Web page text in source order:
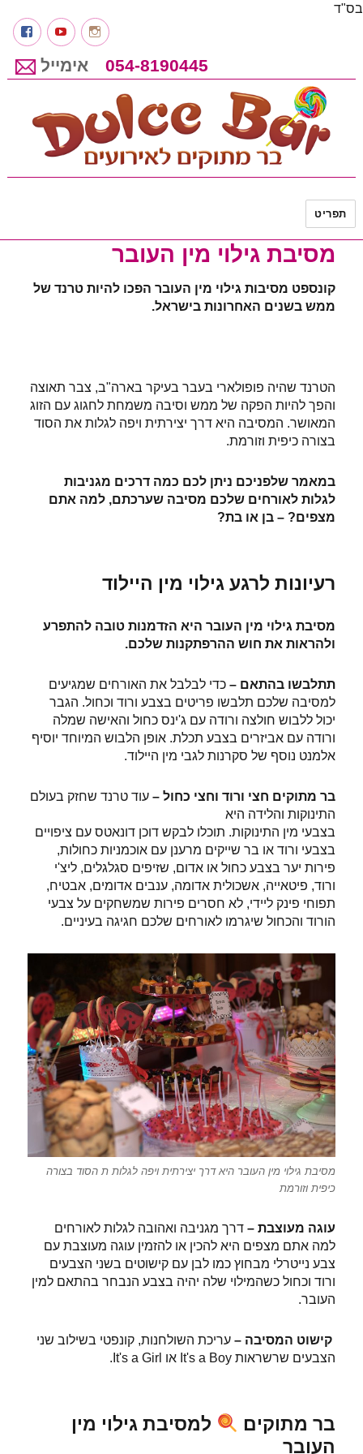
בס"ד
Instagram
youtube
אימייל 054-8190445
דולס'ה בר מתוקים לאירועים
תפריט
מסיבת גילוי מין העובר
קונספט מסיבות גילוי מין העובר הפכו להיות טרנד של
ממש בשנים האחרונות בישראל.
הטרנד שהיה פופולארי בעבר בעיקר בארה"ב, צבר תאוצה
והפך להיות הפקה של ממש וסיבה משמחת לחגוג עם הזוג
המאושר. המסיבה היא דרך יצירתית ויפה לגלות את הסוד
בצורה כיפית וזורמת.
במאמר שלפניכם ניתן לכם כמה דרכים מגניבות
לגלות לאורחים שלכם מסיבה שערכתם, למה אתם
מצפים? – בן או בת?
רעיונות לרגע גילוי מין היילוד
מסיבת גילוי מין העובר היא הזדמנות טובה להתפרע
ולהראות את חוש ההרפתקנות שלכם.
תתלבשו בהתאם – כדי לבלבל את האורחים שמגיעים
למסיבה שלכם תלבשו פריטים בצבע ורוד וכחול. הגבר
יכול ללבוש חולצה ורודה עם ג'ינס כחול והאישה שמלה
ורודה עם אביזרים בצבע תכלת. אופן הלבוש המיוחד יוסיף
אלמנט נוסף של סקרנות לגבי מין היילוד.
בר מתוקים חצי ורוד וחצי כחול – עוד טרנד שחזק בעולם
התינוקות והלידה היא
בצבעי מין התינוקות. תוכלו לבקש דוכן דונאטס עם ציפויים
בצבעי ורוד או בר שייקים מרענן עם אוכמניות כחולות,
פירות יער בצבע כחול או אדום, שזיפים סגלגלים, ליצ'י
ורוד, פיטאייה, אשכולית אדומה, ענבים אדומים, אבטיח,
תפוחי פינק ליידי, לא חסרים פירות שמשחקים על צבעי
הורוד והכחול שיגרמו לאורחים שלכם חגיגה בעיניים.
מסיבת גילוי מין העובר היא דרך יצירתית ויפה לגלות ת הסוד בצורה
כיפית וזורמת
עוגה מעוצבת – דרך מגניבה ואהובה לגלות לאורחים
למה אתם מצפים היא להכין או להזמין עוגה מעוצבת עם
צבע נייטרלי מבחוץ כמו לבן עם קישוטים בשני הצבעים
ורוד וכחול כשהמילוי שלה יהיה בצבע הנבחר בהתאם למין
העובר.
קישוט המסיבה – עריכת השולחנות, קונפטי בשילוב שני
הצבעים שרשראות It's a Boy או It's a Girl.
בר מתוקים
למסיבת גילוי מין
העובר